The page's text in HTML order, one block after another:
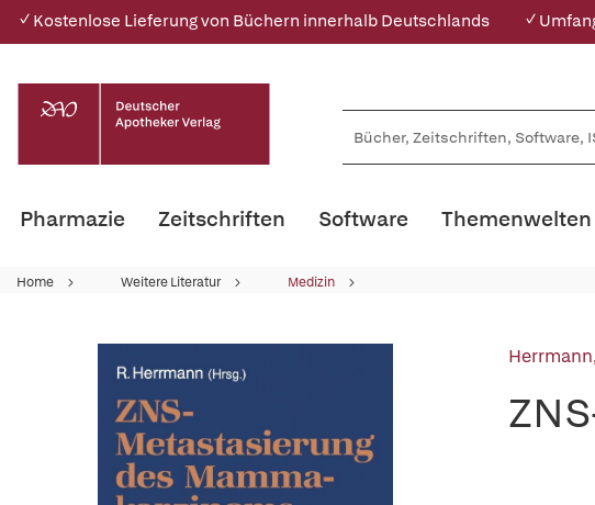
✓ Kostenlose Lieferung von Büchern innerhalb Deutschlands ✓
Pharmazie Zeitschriften Software Themenwelten
Home Weitere Literatur Medizin